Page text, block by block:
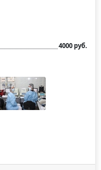
4000 руб.